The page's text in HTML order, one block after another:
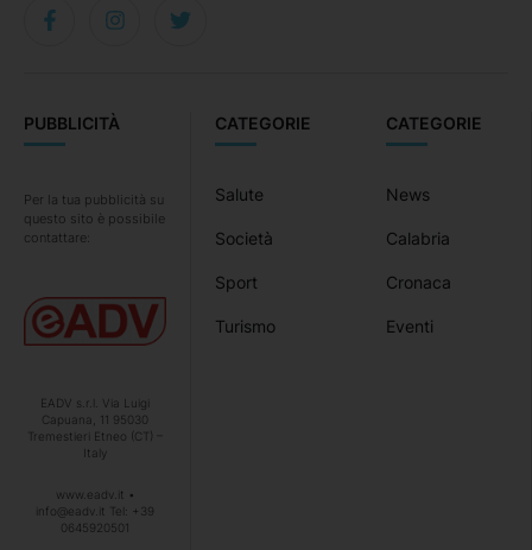
CATEGORIE
News
Calabria
Cronaca
Eventi
CATEGORIE
Salute
Società
Sport
Turismo
PUBBLICITÀ
Per la tua pubblicità su
questo sito è possibile
contattare:
EADV s.r.l. Via Luigi
Capuana, 11 95030
Tremestieri Etneo (CT) –
Italy
www.eadv.it •
info@eadv.it Tel: +39
0645920501